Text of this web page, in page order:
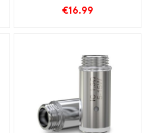
€16.99